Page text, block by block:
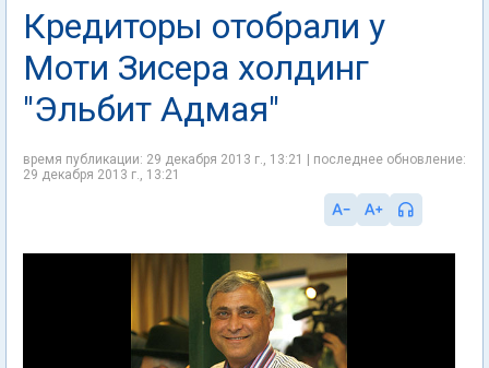
Кредиторы отобрали у
Моти Зисера холдинг
"Эльбит Адмая"
время публикации: 29 декабря 2013 г., 13:21 | последнее обновление:
29 декабря 2013 г., 13:21